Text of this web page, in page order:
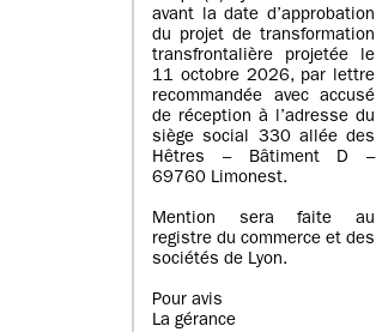
avant la date d’approbation
du projet de transformation
transfrontalière projetée le
11 octobre 2026, par lettre
recommandée avec accusé
de réception à l’adresse du
siège social 330 allée des
Hêtres – Bâtiment D –
69760 Limonest.
Mention sera faite au
registre du commerce et des
sociétés de Lyon.
Pour avis
La gérance